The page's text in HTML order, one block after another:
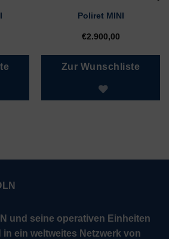
Poliret MINI
€2.900,00
Zur Wunschliste
und seine operativen Einheiten
ein weltweites Netzwerk von